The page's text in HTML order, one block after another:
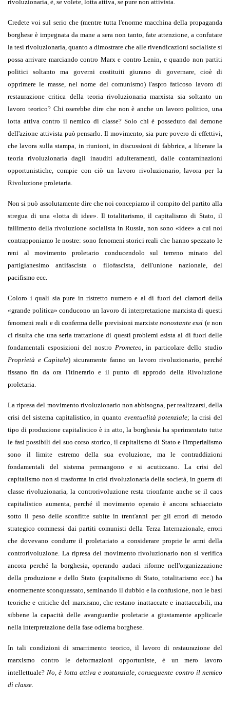
rivoluzionaria, è, se volete, lotta attiva, se pure non attivista.
Credete voi sul serio che (mentre tutta l'enorme macchina della propaganda
borghese è impegnata da mane a sera non tanto, fate attenzione, a confutare
la tesi rivoluzionaria, quanto a dimostrare che alle rivendicazioni socialiste si
possa arrivare marciando contro Marx e contro Lenin, e quando non partiti
politici soltanto ma governi costituiti giurano di governare, cioè di
opprimere le masse, nel nome del comunismo) l'aspro faticoso lavoro di
restaurazione critica della teoria rivoluzionaria marxista sia soltanto un
lavoro teorico? Chi oserebbe dire che non è anche un lavoro politico, una
lotta attiva contro il nemico di classe? Solo chi è posseduto dal demone
dell'azione attivista può pensarlo. Il movimento, sia pure povero di effettivi,
che lavora sulla stampa, in riunioni, in discussioni di fabbrica, a liberare la
teoria rivoluzionaria dagli inauditi adulteramenti, dalle contaminazioni
opportunistiche, compie con ciò un lavoro rivoluzionario, lavora per la
Rivoluzione proletaria.
Non si può assolutamente dire che noi concepiamo il compito del partito alla
stregua di una «lotta di idee». Il totalitarismo, il capitalismo di Stato, il
fallimento della rivoluzione socialista in Russia, non sono«idee» a cui noi
contrapponiamo le nostre: sono fenomeni storici reali che hanno spezzato le
reni al movimento proletario conducendolo sul terreno minato del
partigianesimo antifascista o filofascista, dell'unione nazionale, del
pacifismo ecc.
Coloro i quali sia pure in ristretto numero e al di fuori dei clamori della
«grande politica» conducono un lavoro di interpretazione marxista di questi
fenomeni reali e di conferma delle previsioni marxistenonostante essi (e non
ci risulta che una seria trattazione di questi problemi esista al di fuori delle
fondamentali esposizioni del nostro Prometeo, in particolare dello studio
Proprietà e Capitale) sicuramente fanno un lavoro rivoluzionario, perché
fissano fin da ora l'itinerario e il punto di approdo della Rivoluzione
proletaria.
La ripresa del movimento rivoluzionario non abbisogna, per realizzarsi, della
crisi del sistema capitalistico, in quanto eventualità potenziale; la crisi del
tipo di produzione capitalistico è in atto, la borghesia ha sperimentato tutte
le fasi possibili del suo corso storico, il capitalismo di Stato e l'imperialismo
sono il limite estremo della sua evoluzione, ma le contraddizioni
fondamentali del sistema permangono e si acutizzano. La crisi del
capitalismo non si trasforma in crisi rivoluzionaria della società, in guerra di
classe rivoluzionaria, la controrivoluzione resta trionfante anche se il caos
capitalistico aumenta, perché il movimento operaio è ancora schiacciato
sotto il peso delle sconfitte subite in trent'anni per gli errori di metodo
strategico commessi dai partiti comunisti della Terza Internazionale, errori
che dovevano condurre il proletariato a considerare proprie le armi della
controrivoluzione. La ripresa del movimento rivoluzionario non si verifica
ancora perché la borghesia, operando audaci riforme nell'organizzazione
della produzione e dello Stato (capitalismo di Stato, totalitarismo ecc.) ha
enormemente sconquassato, seminando il dubbio e la confusione, non le basi
teoriche e critiche del marxismo, che restano inattaccate e inattaccabili, ma
sibbene la capacità delle avanguardie proletarie a giustamente applicarle
nella interpretazione della fase odierna borghese.
In tali condizioni di smarrimento teorico, il lavoro di restaurazione del
marxismo contro le deformazioni opportuniste, è un mero lavoro
intellettuale?No, è lotta attiva e sostanziale, conseguente contro il nemico
di classe.